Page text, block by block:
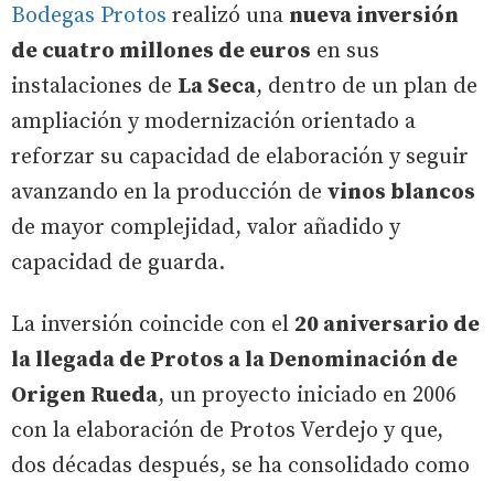
Bodegas Protos realizó una nueva inversión
de cuatro millones de euros en sus
instalaciones de La Seca, dentro de un plan de
ampliación y modernización orientado a
reforzar su capacidad de elaboración y seguir
avanzando en la producción de vinos blancos
de mayor complejidad, valor añadido y
capacidad de guarda.
La inversión coincide con el 20 aniversario de
la llegada de Protos a la Denominación de
Origen Rueda, un proyecto iniciado en 2006
con la elaboración de Protos Verdejo y que,
dos décadas después, se ha consolidado como